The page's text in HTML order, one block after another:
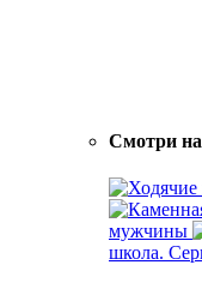
Смотри
мужчины
школа.